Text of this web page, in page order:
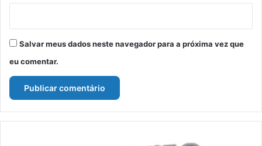
Salvar meus dados neste navegador para a próxima vez que
eu comentar.